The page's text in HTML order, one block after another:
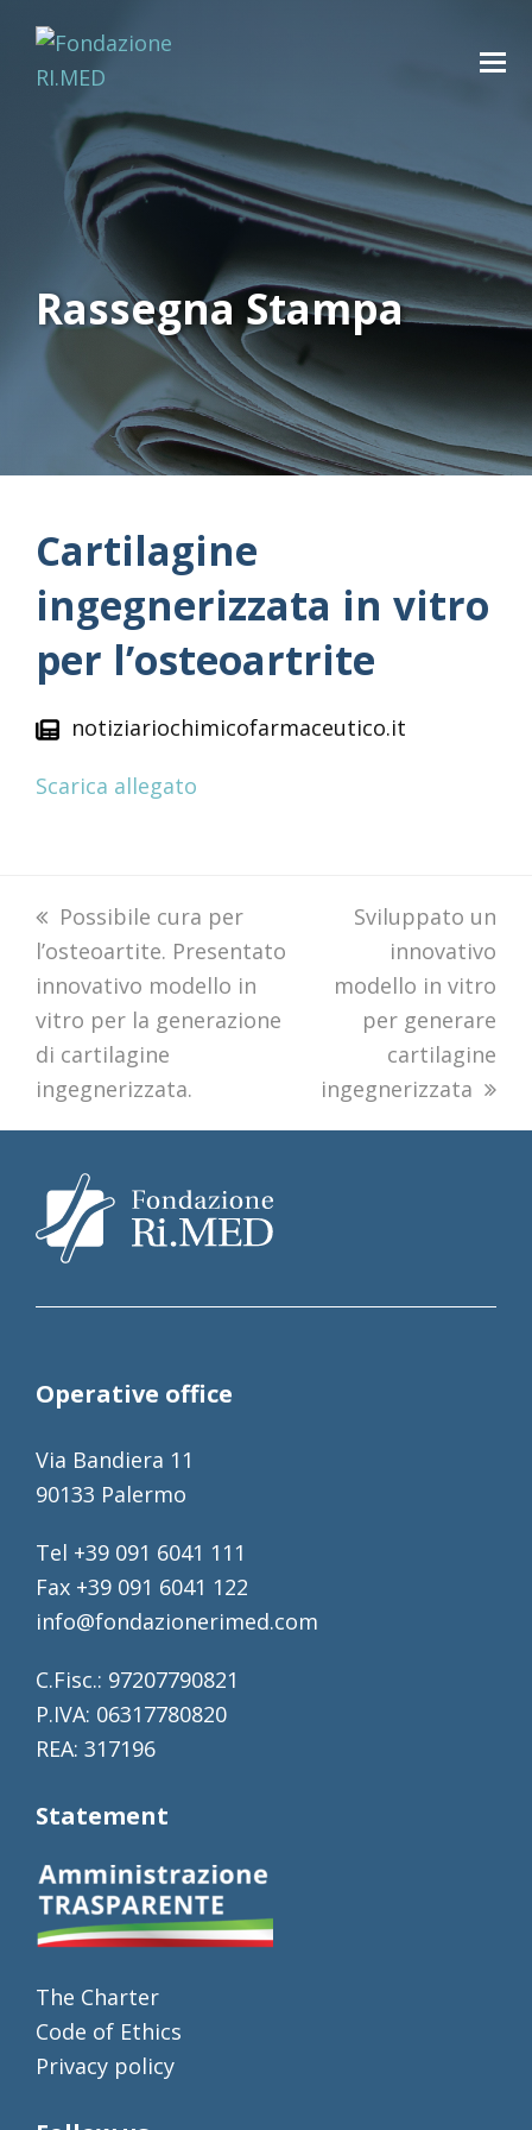
Rassegna Stampa
Cartilagine
ingegnerizzata in vitro
per l’osteoartrite
notiziariochimicofarmaceutico.it
Scarica allegato
previous
post:
Possibile cura per
l’osteoartite. Presentato
innovativo modello in
vitro per la generazione
di cartilagine
ingegnerizzata.
next
post:
Sviluppato un
innovativo
modello in vitro
per generare
cartilagine
ingegnerizzata
Operative office
Via Bandiera 11
90133 Palermo
Tel +39 091 6041 111
Fax +39 091 6041 122
info@fondazionerimed.com
C.Fisc.: 97207790821
P.IVA: 06317780820
REA: 317196
Statement
The Charter
Code of Ethics
Privacy policy